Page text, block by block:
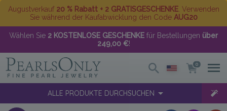
Augustverkauf 20 % Rabatt + 2 GRATISGESCHENKE. Verwenden
Sie während der Kaufabwicklung den Code AUG20
Wählen Sie 2 KOSTENLOSE GESCHENKE für Bestellungen über
249,00 €!
0
ALLE PRODUKTE DURCHSUCHEN